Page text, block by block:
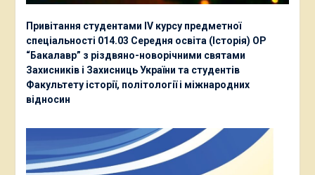
Привітання студентами ІV курсу предметної
спеціальності 014.03 Середня освіта (Історія) ОР
“Бакалавр” з різдвяно-новорічними святами
Захисників і Захисниць України та студентів
Факультету історії, політології і міжнародних
відносин